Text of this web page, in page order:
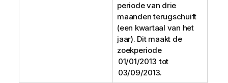
periode van drie
maanden terugschuift
(een kwartaal van het
jaar). Dit maakt de
zoekperiode
01/01/2013 tot
03/09/2013.